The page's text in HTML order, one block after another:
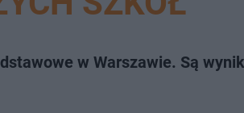
w Warszawie. Są